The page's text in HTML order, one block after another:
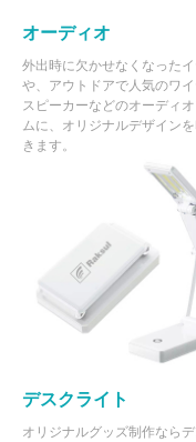
オーディオ
外出時に欠かせなくなった
や、アウトドアで人気のワ
スピーカーなどのオーディ
ムに、オリジナルデザイン
きます。
デスクライト
オリジナルグッズ制作なら